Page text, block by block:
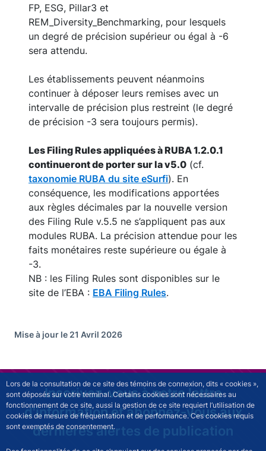
Lors de la consultation de ce site des témoins de connexion, dits « cookies »,
sont déposés sur votre terminal. Certains cookies sont nécessaires au
fonctionnement de ce site, aussi la gestion de ce site requiert l’utilisation de
cookies de mesure de fréquentation et de performance. Ces cookies requis
sont exemptés de consentement.
FP, ESG, Pillar3 et
REM_Diversity_Benchmarking, pour lesquels
un degré de précision supérieur ou égal à -6
sera attendu.
Les établissements peuvent néanmoins
continuer à déposer leurs remises avec un
intervalle de précision plus restreint (le degré
de précision -3 sera toujours permis).
Les Filing Rules appliquées à RUBA 1.2.0.1
continueront de porter sur la v5.0 (cf.
taxonomie RUBA du site eSurfi). En
conséquence, les modifications apportées
aux règles décimales par la nouvelle version
des Filing Rule v.5.5 ne s’appliquent pas aux
modules RUBA. La précision attendue pour les
faits monétaires reste supérieure ou égale à
-3.
NB : les Filing Rules sont disponibles sur le
site de l’EBA : EBA Filing Rules.
Mise à jour le 21 Avril 2026
Inscrivez-vous à notre lettre
d'information et abonnez-vous aux
dernières alertes de publication